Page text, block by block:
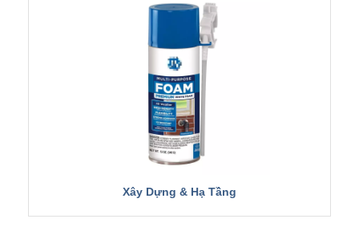
Xây Dựng & Hạ Tầng